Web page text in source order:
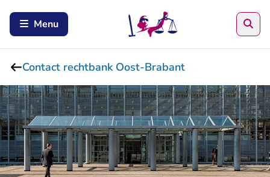
Menu
Contact rechtbank Oost-Brabant